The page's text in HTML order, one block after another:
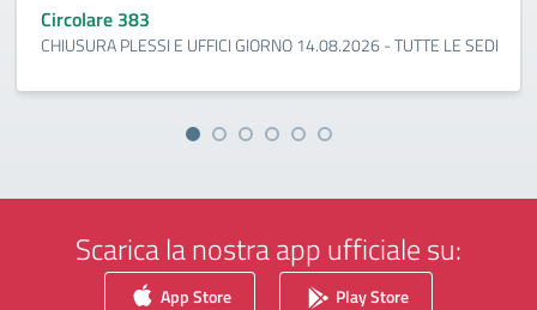
Circolare 383
CHIUSURA PLESSI E UFFICI GIORNO 14.08.2026 - TUTTE LE SEDI
Scarica la nostra app ufficiale su:
App Store Play Store